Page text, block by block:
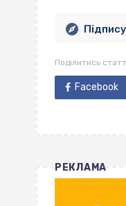
Поділитись
Facebook
РЕКЛАМА